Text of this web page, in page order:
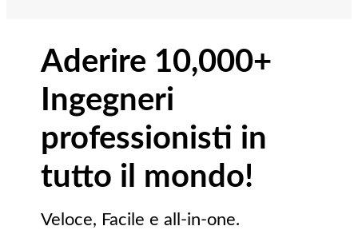
Aderire 10,000+
Ingegneri
professionisti in
tutto il mondo!
Veloce, Facile e all-in-one.